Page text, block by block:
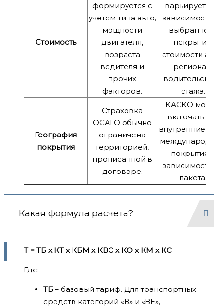
Стоимость
формируется с
учетом типа авто,
мощности
двигателя,
возраста
водителя и
прочих
факторов.
варьируется
зависимости
выбранного
покрытия,
стоимости
региона и
стажа.
География
покрытия
Страховка
ОСАГО обычно
ограничена
территорией,
прописанной в
договоре.
КАСКО
включать
внутренние,
покрытия в
зависимости
пакета.
Какая формула расчета?
Т = ТБ x КТ x КБМ x КВС x КО x КМ x КС
Где:
ТБ – базовый тариф. Для транспортных
средств категорий «В» и «ВЕ»,